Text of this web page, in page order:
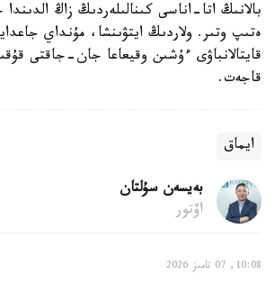
بالانىڭ اتا-اناسى كىنالىلەردىڭ زاڭ
ەتىپ وتىر. ولاردىڭ ايتۋىنشا، مۇنداي
قايتالانباۋى ءۇشىن وقيعاعا جان-جاقتى
قاجەت.
ايماق
بەيسەن سۇلتان
اۆتور
10:08, 07 تامىز 2026